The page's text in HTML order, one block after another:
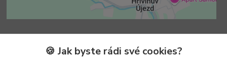
Kontakty🍪 Jak byste rádi své cookies?